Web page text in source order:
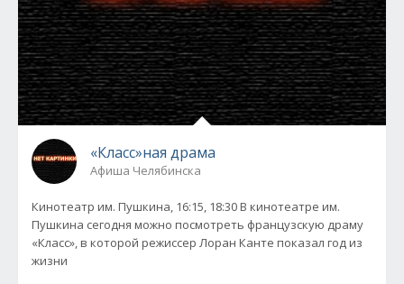
«Класс»ная драма
Афиша Челябинска
Кинотеатр им. Пушкина, 16:15, 18:30 В кинотеатре им.
Пушкина сегодня можно посмотреть французскую драму
«Класс», в которой режиссер Лоран Канте показал год из
жизни